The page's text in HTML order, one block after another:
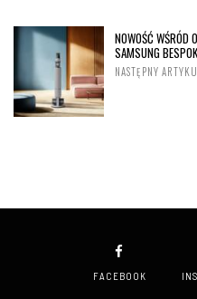
NOWOŚĆ WŚRÓD
SAMSUNG
NASTĘPNY
FACEBOOK